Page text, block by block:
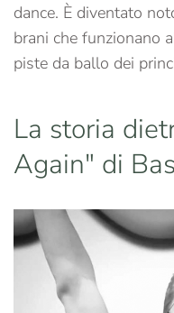
dance. È diventato
brani che funzionano
piste da ballo dei
La storia
Again" di